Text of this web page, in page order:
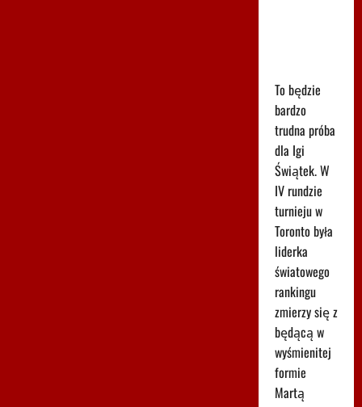
To będzie
bardzo
trudna próba
dla Igi
Świątek. W
IV rundzie
turnieju w
Toronto była
liderka
światowego
rankingu
zmierzy się z
będącą w
wyśmienitej
formie
Martą